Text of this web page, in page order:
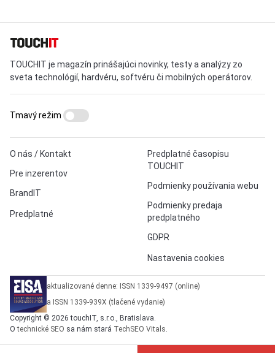
TOUCHIT je magazín prinášajúci novinky, testy a analýzy zo
sveta technológií, hardvéru, softvéru či mobilných operátorov.
O nás / Kontakt
Pre inzerentov
BrandIT
Predplatné
Predplatné časopisu
TOUCHIT
Podmienky používania webu
Podmienky predaja
predplatného
GDPR
Nastavenia cookies
Tmavý režim
aktualizované denne: ISSN 1339-9497 (online)
a ISSN 1339-939X (tlačené vydanie)
Copyright © 2026 touchIT, s.r.o., Bratislava.
Otechnické SEO sa nám stará TechSEO Vitals